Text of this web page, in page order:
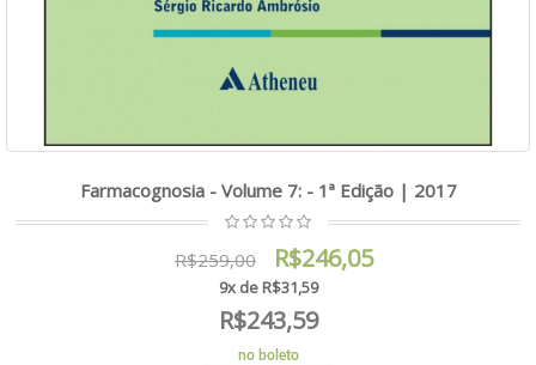
Farmacognosia - Volume 7: - 1ª Edição | 2017
R$259,00 R$246,05
9x de R$31,59
R$243,59
no boleto